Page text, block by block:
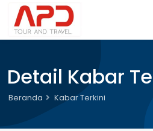
Detail Kabar
Beranda Kabar Terkini